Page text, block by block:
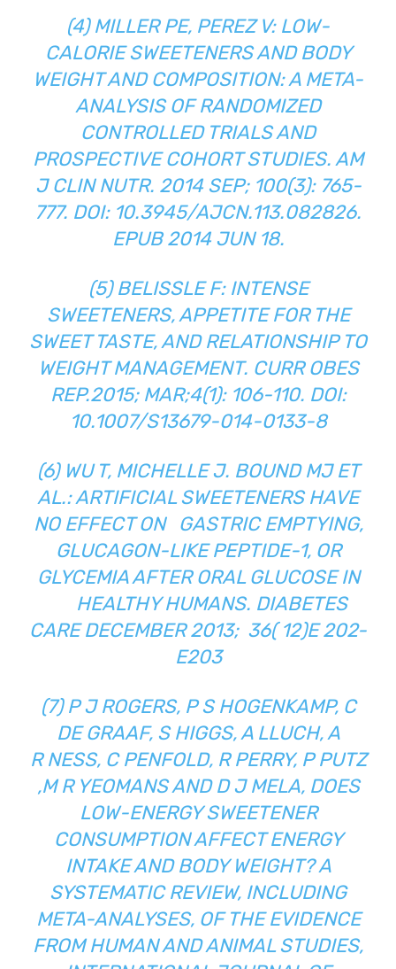
(4) MILLER PE, PEREZ V: LOW-
CALORIE SWEETENERS AND BODY
WEIGHT AND COMPOSITION: A META-
ANALYSIS OF RANDOMIZED
CONTROLLED TRIALS AND
PROSPECTIVE COHORT STUDIES. AM
J CLIN NUTR. 2014 SEP; 100(3): 765-
777. DOI: 10.3945/AJCN.113.082826.
EPUB 2014 JUN 18.
(5) BELISSLE F: INTENSE
SWEETENERS, APPETITE FOR THE
SWEET TASTE, AND RELATIONSHIP TO
WEIGHT MANAGEMENT. CURR OBES
REP.2015; MAR;4(1): 106-110. DOI:
10.1007/S13679-014-0133-8
(6) WU T, MICHELLE J. BOUND MJ ET
AL.: ARTIFICIAL SWEETENERS HAVE
NO EFFECT ON GASTRIC EMPTYING,
GLUCAGON-LIKE PEPTIDE-1, OR
GLYCEMIA AFTER ORAL GLUCOSE IN
HEALTHY HUMANS. DIABETES
CARE DECEMBER 2013; 36( 12)E 202-
E203
(7) P J ROGERS, P S HOGENKAMP, C
DE GRAAF, S HIGGS, A LLUCH, A
R NESS, C PENFOLD, R PERRY, P PUTZ
,M R YEOMANS AND D J MELA, DOES
LOW-ENERGY SWEETENER
CONSUMPTION AFFECT ENERGY
INTAKE AND BODY WEIGHT? A
SYSTEMATIC REVIEW, INCLUDING
META-ANALYSES, OF THE EVIDENCE
FROM HUMAN AND ANIMAL STUDIES,